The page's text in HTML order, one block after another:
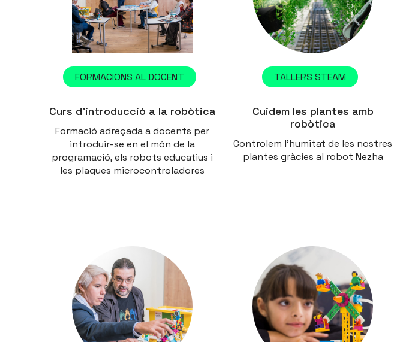
FORMACIONS AL DOCENT
Curs d’introducció a la robòtica
Formació adreçada a docents per
introduir-se en el món de la
programació, els robots educatius i
les plaques microcontroladores
TALLERS STEAM
Cuidem les plantes amb
robòtica
Controlem l'humitat de les nostres
plantes gràcies al robot Nezha